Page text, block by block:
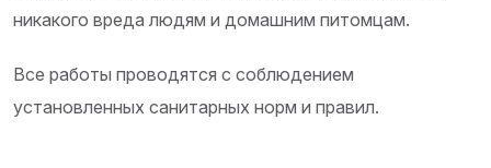
никакого вреда людям и домашним питомцам.
Все работы проводятся с соблюдением
установленных санитарных норм и правил.